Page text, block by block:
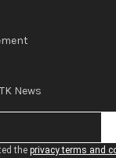
News
theprivacy terms and